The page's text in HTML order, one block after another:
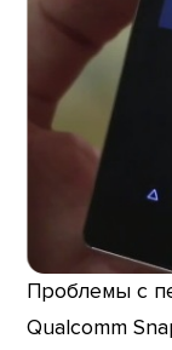
Проблемы с
Qualcomm